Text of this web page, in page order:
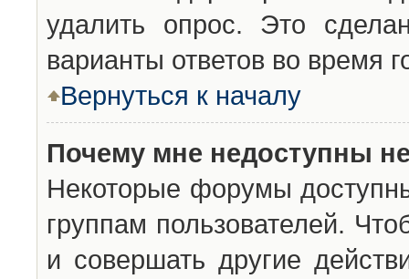
удалить опрос. Это
варианты ответов во время
Вернуться к началу
Почему мне недоступны
Некоторые форумы
группам пользователей.
и совершать другие